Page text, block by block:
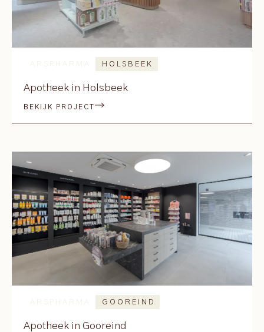
ARSPHARMA HOLSBEEK
Apotheek in Holsbeek
BEKIJK PROJECT
ARSPHARMA GOOREIND
Apotheek in Gooreind